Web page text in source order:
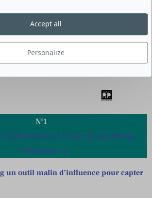
N°1
le futur du marketing
d’influence ?
un outil malin d’influence pour capter
Personalize
Accept all